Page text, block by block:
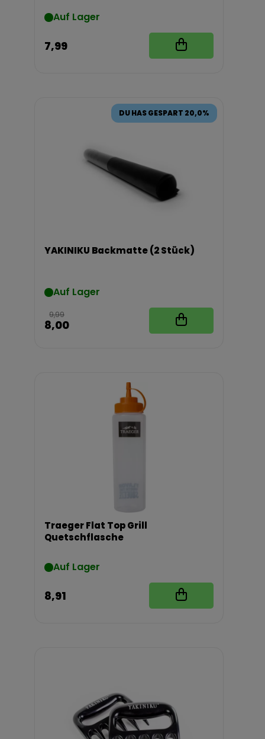
Auf Lager
7,99
DU HAS GESPART 20,0%
YAKINIKU Backmatte (2 Stück)
Auf Lager
9,99
8,00
Traeger Flat Top Grill
Quetschflasche
Auf Lager
8,91